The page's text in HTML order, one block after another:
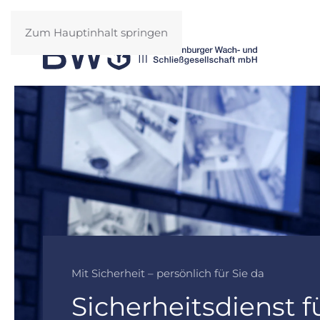
Zum Hauptinhalt springen
Mit Sicherheit – persönlich für Sie da
Sicherheitsdienst